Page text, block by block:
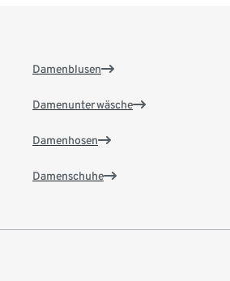
Damenblusen
Damenunterwäsche
Damenhosen
Damenschuhe